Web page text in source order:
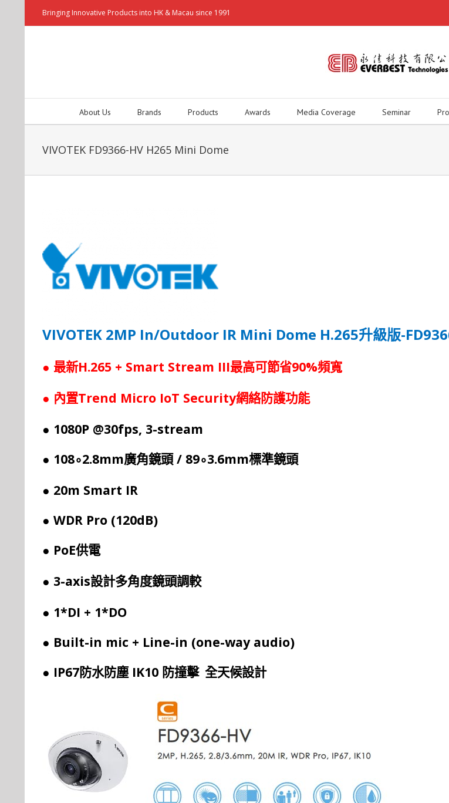
Bringing Innovative Products into HK & Macau since 1991
About Us Brands Products Awards Media Coverage Seminar
VIVOTEK FD9366-HV H265 Mini Dome
VIVOTEK 2MP In/Outdoor IR Mini Dome H.265升級版-
● 最新H.265 + Smart Stream III最高可節省90%頻寬
● 內置Trend Micro IoT Security網絡防護功能
● 1080P @30fps, 3-stream
● 108∘2.8mm廣角鏡頭/ 89∘3.6mm標準鏡頭
● 20m Smart IR
● WDR Pro (120dB)
● PoE供電
● 3-axis設計多角度鏡頭調較
● 1*DI + 1*DO
● Built-in mic + Line-in (one-way audio)
● IP67防水防塵IK10 防撞擊 全天候設計